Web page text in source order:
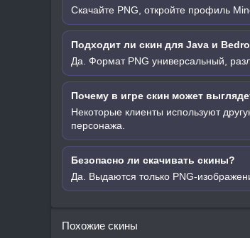
Скачайте PNG, откройте профиль
Подходит ли скин для Java и
Да. Формат PNG универсальный,
Почему в игре скин может
Некоторые клиенты используют
персонажа.
Безопасно ли скачивать скины?
Да. Выдаются только PNG-
Похожие скины